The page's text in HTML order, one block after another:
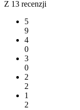
Z 13 recenzji
5
9
4
0
3
0
2
2
1
2